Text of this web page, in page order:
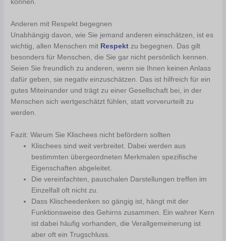
können.
Anderen mit Respekt begegnen
Unabhängig davon, wie Sie jemand anderen einschätzen, ist es
wichtig, allen Menschen mit Respekt zu begegnen. Das gilt
besonders für Menschen, die Sie gar nicht persönlich kennen.
Seien Sie freundlich zu anderen, wenn sie Ihnen keinen Anlass
dafür geben, sie negativ einzuschätzen. Das ist hilfreich für ein
gutes Miteinander und trägt zu einer Gesellschaft bei, in der
Menschen sich wertgeschätzt fühlen, statt vorverurteilt zu
werden.
Fazit: Warum Sie Klischees nicht befördern sollten
Klischees sind weit verbreitet. Dabei werden aus
bestimmten übergeordneten Merkmalen spezifische
Eigenschaften abgeleitet.
Die vereinfachten, pauschalen Darstellungen treffen im
Einzelfall oft nicht zu.
Dass Klischeedenken so gängig ist, hängt mit der
Funktionsweise des Gehirns zusammen. Ein wahrer Kern
ist dabei häufig vorhanden, die Verallgemeinerung ist
aber oft ein Trugschluss.